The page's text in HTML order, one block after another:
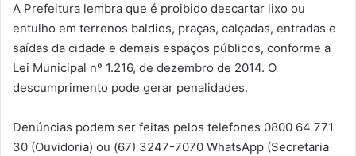
A Prefeitura lembra que é proibido descartar lixo ou
entulho em terrenos baldios, praças, calçadas, entradas e
saídas da cidade e demais espaços públicos, conforme a
Lei Municipal nº 1.216, de dezembro de 2014. O
descumprimento pode gerar penalidades.
Denúncias podem ser feitas pelos telefones 0800 64 771
30 (Ouvidoria) ou (67) 3247-7070 WhatsApp (Secretaria